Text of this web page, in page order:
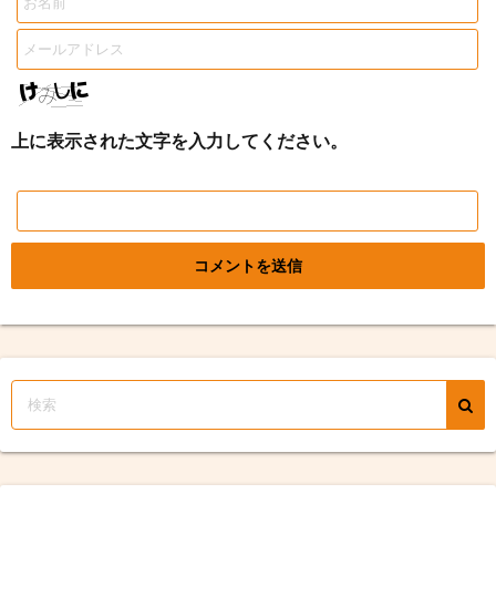
上に表示された文字を入力してください。